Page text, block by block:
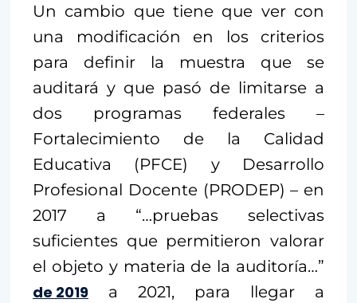
Un cambio que tiene que ver con
una modificación en los criterios
para definir la muestra que se
auditará y que pasó de limitarse a
dos programas federales –
Fortalecimiento de la Calidad
Educativa (PFCE) y Desarrollo
Profesional Docente (PRODEP) – en
2017 a “…pruebas selectivas
suficientes que permitieron valorar
el objeto y materia de la auditoría…”
de 2019 a 2021, para llegar a